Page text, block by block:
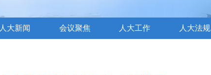
人大新闻 会议聚焦 人大工作 人大法规